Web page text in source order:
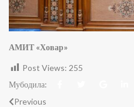
АМИТ «Ховар»
Post Views: 255
Мубодила:
Previous